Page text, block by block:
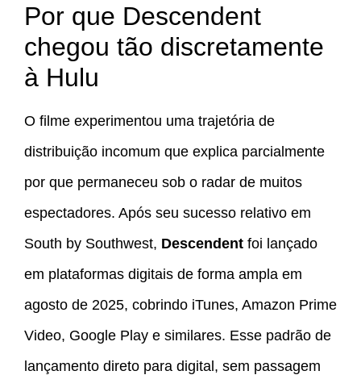
Por que Descendent
chegou tão discretamente
à Hulu
O filme experimentou uma trajetória de
distribuição incomum que explica parcialmente
por que permaneceu sob o radar de muitos
espectadores. Após seu sucesso relativo em
South by Southwest, Descendent foi lançado
em plataformas digitais de forma ampla em
agosto de 2025, cobrindo iTunes, Amazon Prime
Video, Google Play e similares. Esse padrão de
lançamento direto para digital, sem passagem